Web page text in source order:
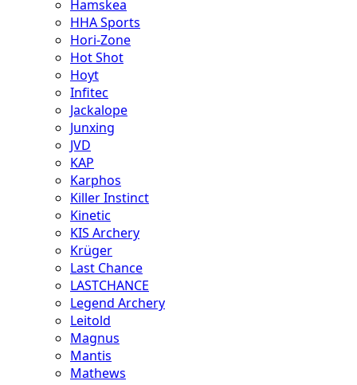
Hamskea
HHA Sports
Hori-Zone
Hot Shot
Hoyt
Infitec
Jackalope
Junxing
JVD
KAP
Karphos
Killer Instinct
Kinetic
KIS Archery
Krüger
Last Chance
LASTCHANCE
Legend Archery
Leitold
Magnus
Mantis
Mathews